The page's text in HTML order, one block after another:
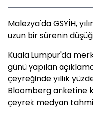
Malezya'da GSYİH,
uzun bir sürenin
Kuala Lumpur'da
günü yapılan
çeyreğinde yıllık
Bloomberg anketine
çeyrek medyan